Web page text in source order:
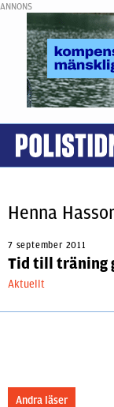
ANNONS
Henna
7 september 2011
Tid till träning
Aktuellt
Andra läser